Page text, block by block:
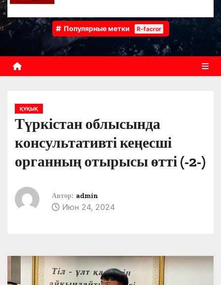
Популярные метки R-facror
ҚҰҚЫҚ
Түркістан облысында
консультативті кеңесші
органның отырысы өтті (-2-)
Автор: admin
Июн 24, 2024